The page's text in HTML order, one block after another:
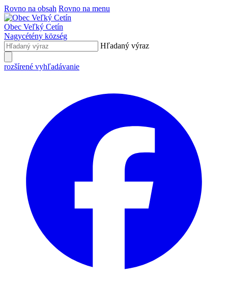
Rovno na obsah Rovno na menu
Obec Veľký Cetín
Nagycétény község
Hľadaný výraz
rozšírené vyhľadávanie